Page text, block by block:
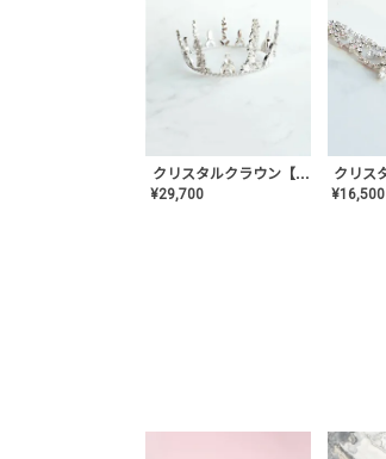
クリスタルクラウン【MA-COHD-01】韓国風クラウン/ウェディングクラウン/ティアラ
¥29,700 ¥16,500